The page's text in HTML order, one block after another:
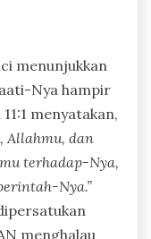
menunjukkan
Nya hampir
menyatakan,
Allahmu, dan
terhadap-Nya,
Nya.”
menghalau